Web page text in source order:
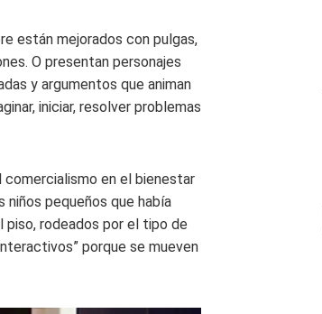
están mejorados con pulgas,
O presentan personajes
y argumentos que animan
iniciar, resolver problemas
en el bienestar
pequeños que había
piso, rodeados por el tipo de
porque se mueven